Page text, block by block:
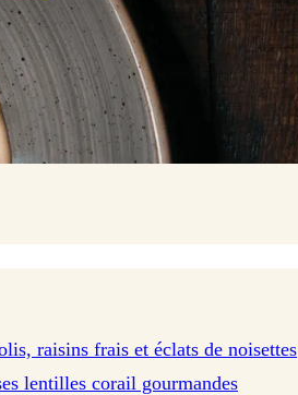
raisins frais et éclats de noisettes
lentilles corail gourmandes